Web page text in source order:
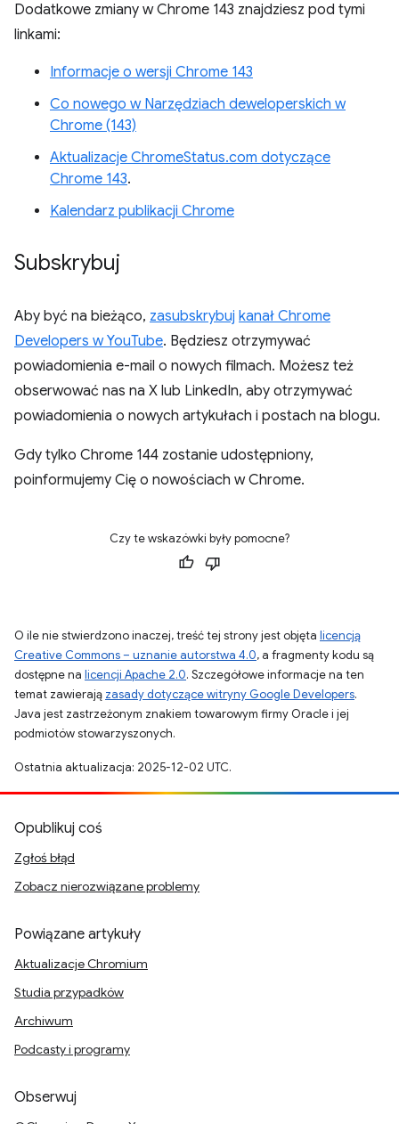
Dodatkowe zmiany w Chrome 143 znajdziesz pod tymi
linkami:
Informacje o wersji Chrome 143
Co nowego w Narzędziach deweloperskich w
Chrome (143)
Aktualizacje ChromeStatus.com dotyczące
Chrome 143.
Kalendarz publikacji Chrome
Subskrybuj
Aby być na bieżąco, zasubskrybuj kanał Chrome
Developers w YouTube. Będziesz otrzymywać
powiadomienia e-mail o nowych filmach. Możesz też
obserwować nas na X lub LinkedIn, aby otrzymywać
powiadomienia o nowych artykułach i postach na blogu.
Gdy tylko Chrome 144 zostanie udostępniony,
poinformujemy Cię o nowościach w Chrome.
Czy te wskazówki były pomocne?
O ile nie stwierdzono inaczej, treść tej strony jest objęta licencją
Creative Commons – uznanie autorstwa 4.0, a fragmenty kodu są
dostępne na licencji Apache 2.0. Szczegółowe informacje na ten
temat zawierają zasady dotyczące witryny Google Developers.
Java jest zastrzeżonym znakiem towarowym firmy Oracle i jej
podmiotów stowarzyszonych.
Ostatnia aktualizacja: 2025-12-02 UTC.
Opublikuj coś
Zgłoś błąd
Zobacz nierozwiązane problemy
Powiązane artykuły
Aktualizacje Chromium
Studia przypadków
Archiwum
Podcasty i programy
Obserwuj